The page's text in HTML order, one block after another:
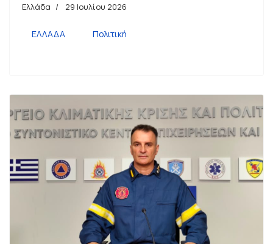
Ελλάδα 29 Ιουλίου 2026
ΕΛΛΑΔΑ Πολιτική